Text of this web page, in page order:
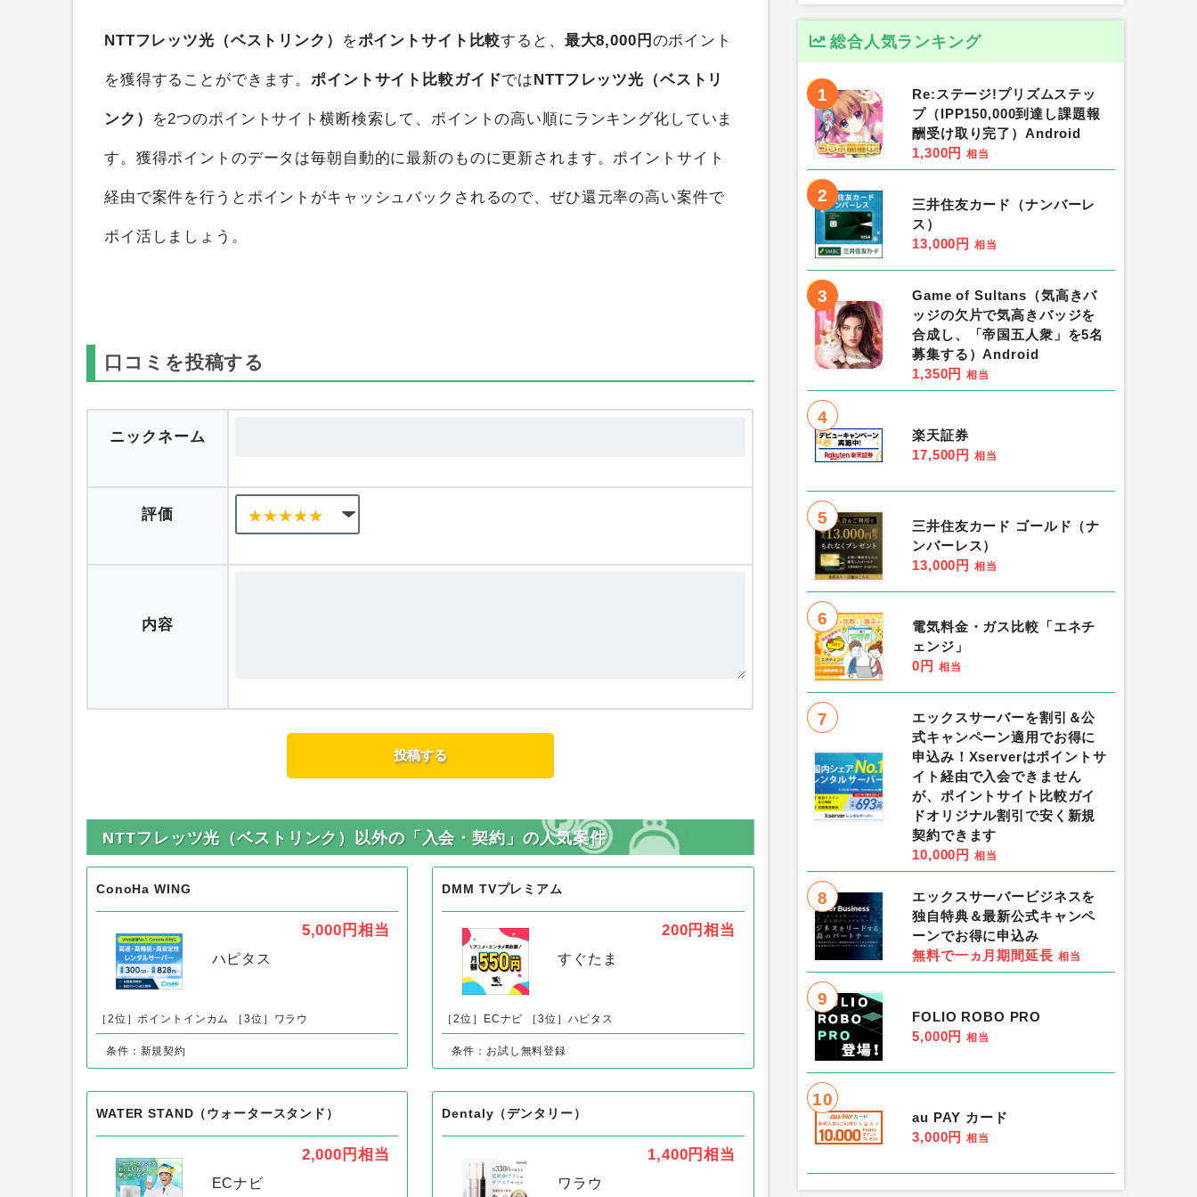
NTTフレッツ光（ベストリンク） をポイントサイト比較すると、 最大8,000円 のポイント
を獲得することができます。ポイントサイト比較ガイドではNTTフレッツ光（ベストリ
ンク） を2つのポイントサイト横断検索して、ポイントの高い順にランキング化していま
す。獲得ポイントのデータは毎朝自動的に最新のものに更新されます。ポイントサイト
経由で案件を行うとポイントがキャッシュバックされるので、ぜひ還元率の高い案件で
ポイ活しましょう。
口コミを投稿する
ニックネーム
評価
内容
NTTフレッツ光（ベストリンク）以外の「入会・契約」の人気案件
ConoHa WING
5,000円 相当
ハピタス
［2位］ポイントインカム ［3位］ワラウ
条件：新規契約
DMM TVプレミアム
200円相当
すぐたま
［2位］ECナビ ［3位］ハピタス
条件：お試し無料登録
WATER STAND（ウォータースタンド）
2,000円 相当
ECナビ
Dentaly（デンタリー）
1,400円相当
ワラウ
総合人気ランキング
1
Re:ステージ!プリズムステッ
プ（IPP150,000到達し課題報
酬受け取り完了）Android
1,300円 相当
2
三井住友カード（ナンバーレ
ス）
13,000円 相当
3
Game of Sultans（気高きバ
ッジの欠片で気高きバッジを
合成し、「帝国五人衆」を5名
募集する）Android
1,350円 相当
4
楽天証券
17,500円 相当
5
三井住友カード ゴールド（ナ
ンバーレス）
13,000円 相当
6
電気料金・ガス比較「エネチ
ェンジ」
0円 相当
7
エックスサーバーを割引＆公
式キャンペーン適用でお得に
申込み！Xserverはポイントサ
イト経由で入会できません
が、ポイントサイト比較ガイ
ドオリジナル割引で安く新規
契約できます
10,000円 相当
8
エックスサーバービジネスを
独自特典＆最新公式キャンペ
ーンでお得に申込み
無料で一ヵ月期間延長 相当
9
FOLIO ROBO PRO
5,000円 相当
10
au PAY カード
3,000円 相当